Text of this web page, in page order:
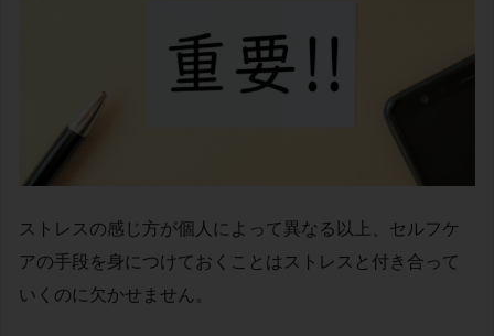
ストレスの感じ方が個人によって異なる以上、セルフケ
アの手段を身につけておくことはストレスと付き合って
いくのに欠かせません。